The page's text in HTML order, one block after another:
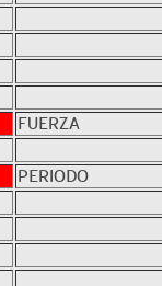
FUERZA
PERIODO